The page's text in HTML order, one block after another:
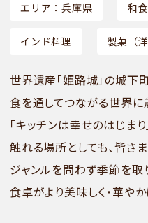
エリア：兵庫県 和
インド料理 製菓（洋
世界遺産「姫路城」の城下
食を通してつながる世界に
「キッチンは幸せのはじま
触れる場所としても、皆さ
ジャンルを問わず季節を取
食卓がより美味しく・華や